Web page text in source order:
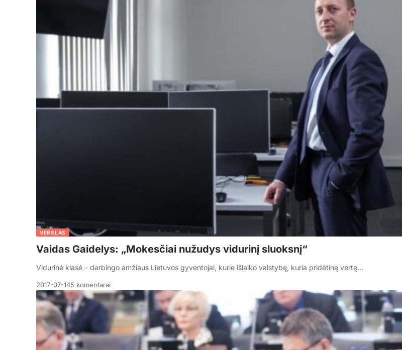
VERSLAS
Vaidas Gaidelys: „Mokesčiai nužudys vidurinį sluoksnį“
Vidurinė klasė – darbingo amžiaus Lietuvos gyventojai, kurie išlaiko valstybę, kuria pridėtinę vertę…
2017-07-145 komentarai